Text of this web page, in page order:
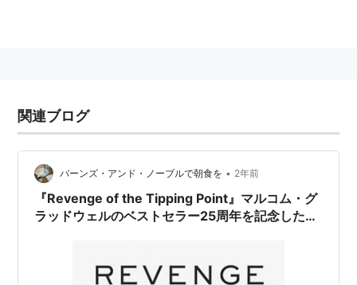
関連ブログ
バーンズ・アンド・ノーブルで朝食を • 2年前
『Revenge of the Tipping Point』マルコム・グ
ラッドウェルのベストセラー25周年を記念した続